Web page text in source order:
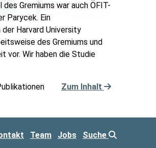
Gremiums war auch ÖFIT-
Parycek. Ein
Harvard University
des Gremiums und
vor. Wir haben die Studie
Zum Inhalt
Team Jobs Suche